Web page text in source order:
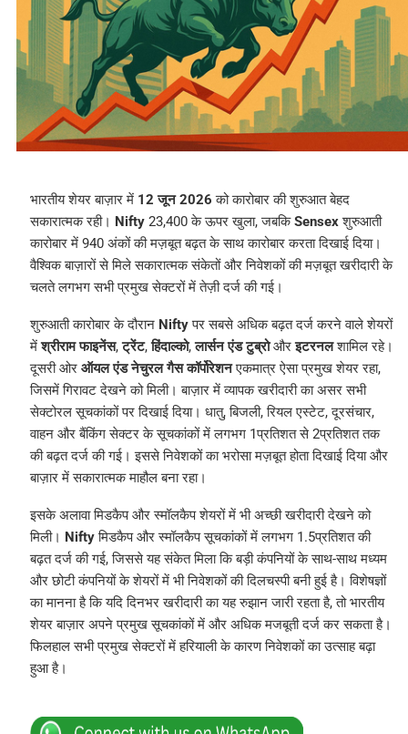
भारतीय शेयर बाज़ार में 12 जून 2026 को कारोबार की शुरुआत बेहद
सकारात्मक रही। Nifty23,400 के ऊपर खुला, जबकिSensexशुरुआती
कारोबार में 940 अंकों की मज़बूत बढ़त के साथ कारोबार करता दिखाई दिया।
वैश्विक बाज़ारों से मिले सकारात्मक संकेतों और निवेशकों की मज़बूत खरीदारी के
चलते लगभग सभी प्रमुख सेक्टरों में तेज़ी दर्ज की गई।
शुरुआती कारोबार के दौरान Niftyपर सबसे अधिक बढ़त दर्ज करने वाले शेयरों
मेंश्रीराम फाइनेंस,ट्रेंट,हिंदाल्को,लार्सन एंड टुब्रोऔरइटरनलशामिल रहे।
दूसरी ओर ऑयल एंड नेचुरल गैस कॉर्पोरेशनएकमात्र ऐसा प्रमुख शेयर रहा,
जिसमें गिरावट देखने को मिली। बाज़ार में व्यापक खरीदारी का असर सभी
सेक्टोरल सूचकांकों पर दिखाई दिया। धातु, बिजली, रियल एस्टेट, दूरसंचार,
वाहन और बैंकिंग सेक्टर के सूचकांकों में लगभग 1प्रतिशत से 2प्रतिशत तक
की बढ़त दर्ज की गई। इससे निवेशकों का भरोसा मज़बूत होता दिखाई दिया और
बाज़ार में सकारात्मक माहौल बना रहा।
इसके अलावा मिडकैप और स्मॉलकैप शेयरों में भी अच्छी खरीदारी देखने को
मिली। Niftyमिडकैप और स्मॉलकैप सूचकांकों में लगभग 1.5प्रतिशत की
बढ़त दर्ज की गई, जिससे यह संकेत मिला कि बड़ी कंपनियों के साथ-साथ मध्यम
और छोटी कंपनियों के शेयरों में भी निवेशकों की दिलचस्पी बनी हुई है। विशेषज्ञों
का मानना है कि यदि दिनभर खरीदारी का यह रुझान जारी रहता है, तो भारतीय
शेयर बाज़ार अपने प्रमुख सूचकांकों में और अधिक मजबूती दर्ज कर सकता है।
फिलहाल सभी प्रमुख सेक्टरों में हरियाली के कारण निवेशकों का उत्साह बढ़ा
हुआ है।